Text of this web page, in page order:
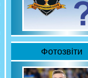
Фотозвіти